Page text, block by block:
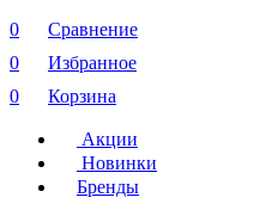
0
Сравнение
0
Избранное
0
Корзина
Акции
Новинки
Бренды